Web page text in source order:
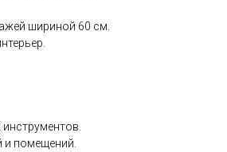
шириной 60 см.
и помещений.